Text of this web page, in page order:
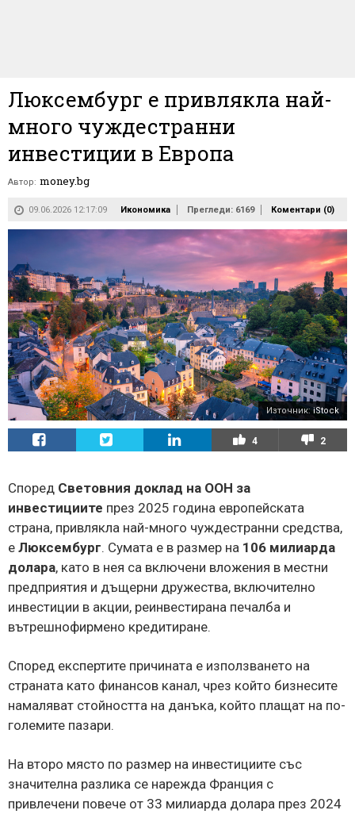
Люксембург е привлякла най-
много чуждестранни
инвестиции в Европа
Автор: money.bg
09.06.2026 12:17:09 Икономика Прегледи: 6169 Коментари (0)
Източник:iStock
4 2
Според Световния доклад на ООН за
инвестициите през 2025 година европейската
страна, привлякла най-много чуждестранни средства,
е Люксембург. Сумата е в размер на 106 милиарда
долара, като в нея са включени вложения в местни
предприятия и дъщерни дружества, включително
инвестиции в акции, реинвестирана печалба и
вътрешнофирмено кредитиране.
Според експертите причината е използването на
страната като финансов канал, чрез който бизнесите
намаляват стойността на данъка, който плащат на по-
големите пазари.
На второ място по размер на инвестициите със
значителна разлика се нарежда Франция с
привлечени повече от 33 милиарда долара през 2024